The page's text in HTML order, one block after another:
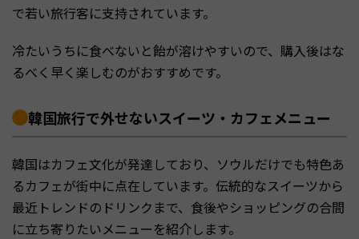
で若い旅行客に支持されています。
冷たいうちに食べないと飴が溶けやすいので、購入後はな
るべく早く楽しむのがおすすめです。
韓国旅行で外せないスイーツ・カフェメニュー
韓国はカフェ文化が発達しており、ソウルだけでも特色あ
るカフェが街中に点在しています。伝統的なスイーツから
最近トレンドのドリンクまで、食後やショッピングの合間
に立ち寄りたいメニューを紹介します。